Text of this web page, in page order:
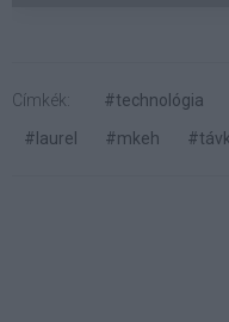
Címkék: #technológia
#laurel
#mkeh